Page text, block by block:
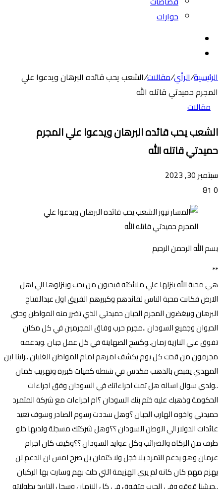
حوارات
المظلم
الرئيسية/الرأي/مقالات/الشعب يحب قائده البرهان ويدعوا علي
المجرم حميدتي قاتله الله
مقالات
الشعب يحب قائده البرهان ويدعوا علي المجرم
حميدتي قاتله الله
سبتمبر 30, 2023
0
بسم الله الرحمن الرحيم
**
هي محبة الله ينزلها علي ملائكته فيحبون من يحب وينزلوها الي اهل
الارض فكانت محبة الناس لقائدهم وكبيرهم الفريق اول عبدالفتاح
البرهان ويبغضون المجرم الجبان حميدتي الذي تضرر منه المواطن وحتي
الحيوان وجميع السودان ..مجرم حرب وفاق المجرمين في كل مكان
تفوق علي النازية زمان..وكسح الصهاينة في كل عمل جبان .ويدعمه
مجرمون من قحت كل يوم يكشف امرهم امام المواطن الغلبان ..راينا ابن
المهدي يقبض بالذهب مكدس في شنطه كميات كبيرة وتهريب كمان
..ولدي سوال اساله هل تمت اجراءاتك في السودان وفق اجراءات
الحكومة وذهبك عليه ختم بنك السودان ؟ام اجراءات مع شركة المتمرد
حميدتي واخوه الهارب الجبان ؟وهل سددت رسوم الصادر وسوف تعيد
عائدات الدولار الي الوطن السودان ؟؟وهل شركتك مسجلة ولديها خلو
طرف من الزكاة والضرائب وكل عوايد السودان ؟؟وكيف كان اجرام
عرمان وهو يدعم التمرد بلا خجل ولا كتمان بل صرح امس ان الدعم لن
يهزم مهم كان كانه لم يري الهزيمة التي حلت بهم وسارت بها الركبان